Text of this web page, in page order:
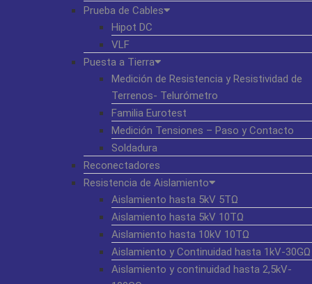
Prueba de Cables
Hipot DC
VLF
Puesta a Tierra
Medición de Resistencia y Resistividad de
Terrenos- Telurómetro
Familia Eurotest
Medición Tensiones – Paso y Contacto
Soldadura
Reconectadores
Resistencia de Aislamiento
Aislamiento hasta 5kV 5TΩ
Aislamiento hasta 5kV 10TΩ
Aislamiento hasta 10kV 10TΩ
Aislamiento y Continuidad hasta 1kV-30GΩ
Aislamiento y continuidad hasta 2,5kV-